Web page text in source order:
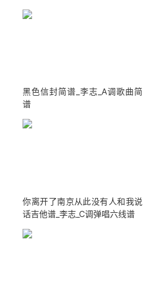
黑色信封简谱_李志_A调歌曲简
谱
你离开了南京从此没有人和我说
话吉他谱_李志_C调弹唱六线谱